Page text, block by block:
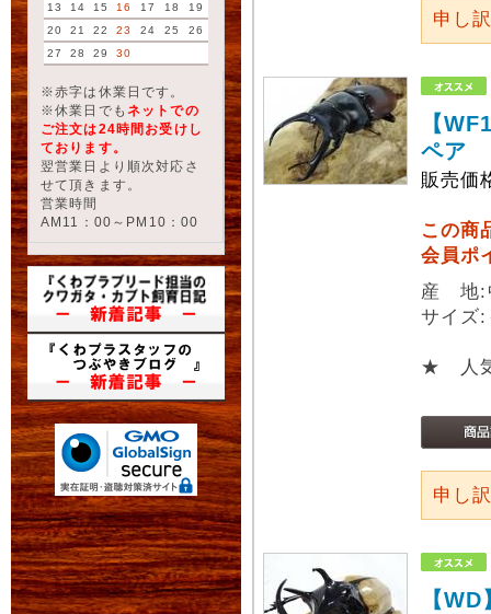
13
14 15 16 17 18
19
20
21 22 23 24 25
26
27
28 29 30
※赤字は休業日です。
※休業日でも ネットでの
ご注文は24時間お受けし
ております。
翌営業日より順次対応さ
せて頂きます。
営業時間
AM11：00～PM10：00
申し
【
ペア
販売価
この商
会員ポ
産 地:
サイ
★ 人気
申し
【